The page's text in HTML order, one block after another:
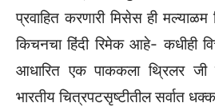
प्रवाहित करणारी मिसेस ही
किचनचा हिंदी रिमेक आहे- कधीही
आधारित एक पाककला थ्रिलर जी
भारतीय चित्रपटसृष्टीतील सर्वात